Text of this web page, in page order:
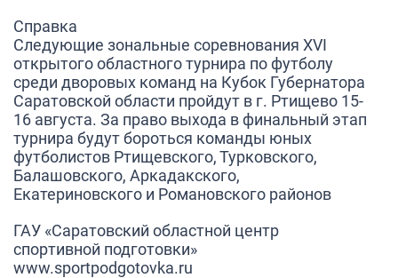
Справка
Следующие зональные соревнования XVI
открытого областного турнира по футболу
среди дворовых команд на Кубок Губернатора
Саратовской области пройдут в г. Ртищево 15-
16 августа. За право выхода в финальный этап
турнира будут бороться команды юных
футболистов Ртищевского, Турковского,
Балашовского, Аркадакского,
Екатериновского и Романовского районов
ГАУ «Саратовский областной центр
спортивной подготовки»
www.sportpodgotovka.ru